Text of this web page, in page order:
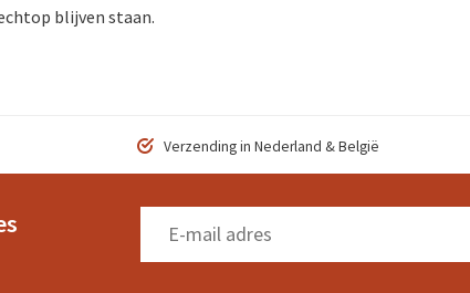
blijven staan.
Verzending in Nederland & België